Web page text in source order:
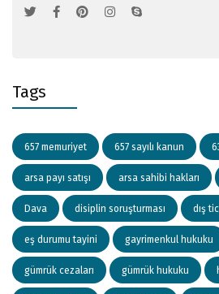
Tags
657 memuriyet 657 sayılı kanun
arsa payı satışı arsa sahibi hakları
Dava disiplin soruşturması dış
eş durumu tayini gayrimenkul hukuku
gümrük cezaları gümrük hukuku